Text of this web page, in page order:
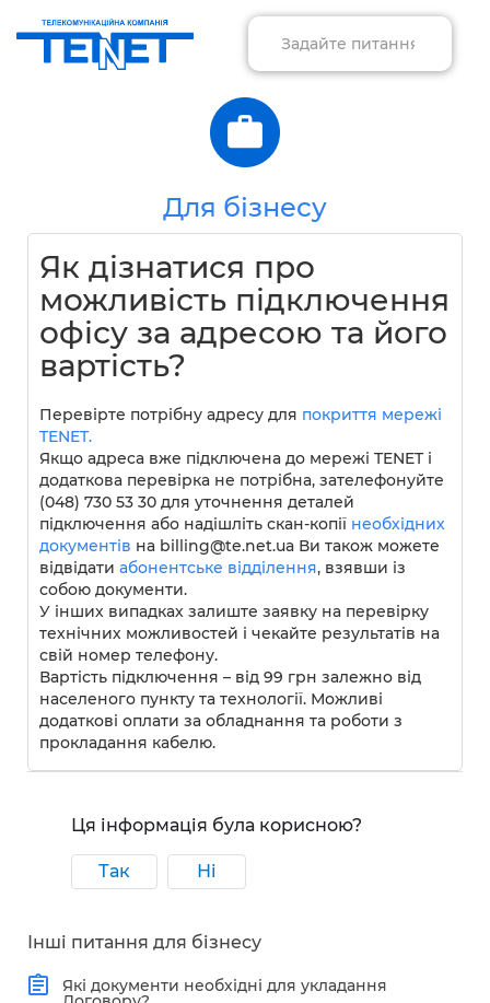
Для бізнесу
Як дізнатися про
можливість підключення
офісу за адресою та його
вартість?
Перевірте потрібну адресу для покриття мережі
TENET.
Якщо адреса вже підключена до мережі TENET і
додаткова перевірка не потрібна, зателефонуйте
(048) 730 53 30 для уточнення деталей
підключення або надішліть скан-копії необхідних
документів на billing@te.net.ua Ви також можете
відвідати абонентське відділення, взявши із
собою документи.
У інших випадках залиште заявку на перевірку
технічних можливостей і чекайте результатів на
свій номер телефону.
Вартість підключення – від 99 грн залежно від
населеного пункту та технології. Можливі
додаткові оплати за обладнання та роботи з
прокладання кабелю.
Ця інформація була корисною?
Так Ні
Інші питання для бізнесу
Які документи необхідні для укладання